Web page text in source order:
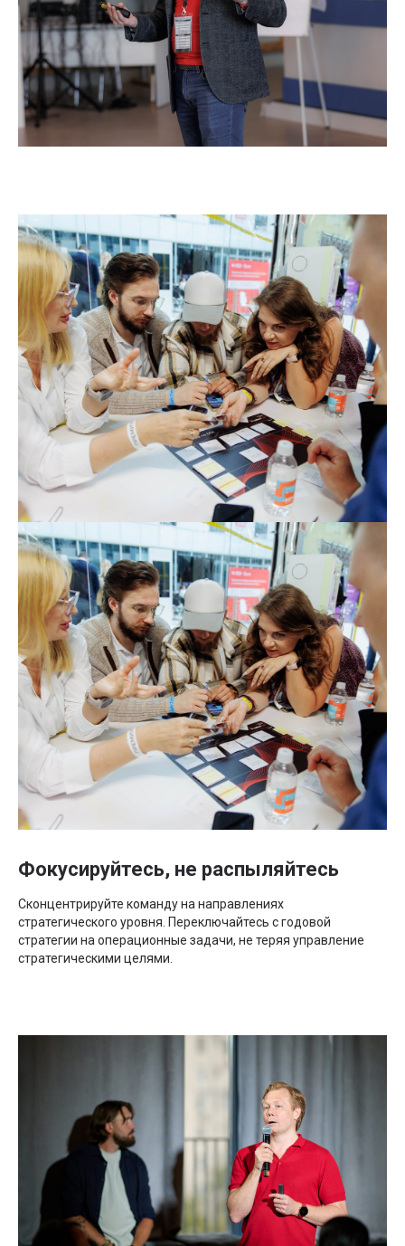
Фокусируйтесь, не распыляйтесь
Сконцентрируйте команду на направлениях
стратегического уровня. Переключайтесь с годовой
стратегии на операционные задачи, не теряя управление
стратегическими целями.